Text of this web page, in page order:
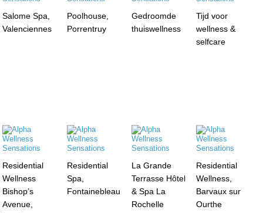
Salome Spa,
Valenciennes
Poolhouse,
Porrentruy
Gedroomde
thuiswellness
Tijd voor
wellness &
selfcare
Residential
Wellness
Bishop’s
Avenue,
Residential
Spa,
Fontainebleau
La Grande
Terrasse Hôtel
& Spa La
Rochelle
Residential
Wellness,
Barvaux sur
Ourthe